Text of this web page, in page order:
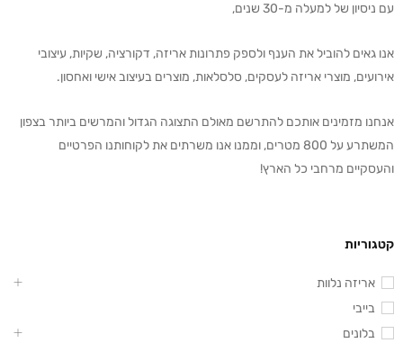
עם ניסיון של למעלה מ-30 שנים,
אנו גאים להוביל את הענף ולספק פתרונות אריזה, דקורציה, שקיות, עיצובי
אירועים, מוצרי אריזה לעסקים, סלסלאות, מוצרים בעיצוב אישי ואחסון.
אנחנו מזמינים אותכם להתרשם מאולם התצוגה הגדול והמרשים ביותר בצפון
המשתרע על 800 מטרים, וממנו אנו משרתים את לקוחותנו הפרטיים
והעסקיים מרחבי כל הארץ!
קטגוריות
אריזה נלוות
בייבי
בלונים